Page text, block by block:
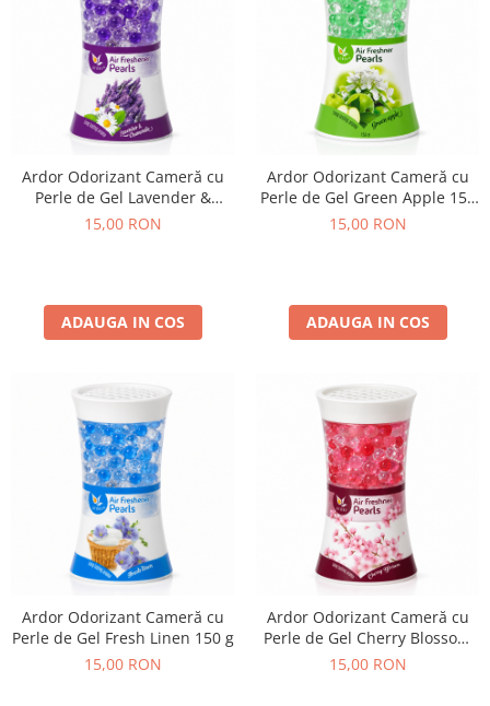
Ardor Odorizant Cameră cu
Perle de Gel Lavender &
Chamomile 150 g
15,00 RON
ADAUGA IN COS
Ardor Odorizant Cameră cu
Perle de Gel Green Apple 150
g
15,00 RON
ADAUGA IN COS
Ardor Odorizant Cameră cu
Perle de Gel Fresh Linen 150 g
15,00 RON
Ardor Odorizant Cameră cu
Perle de Gel Cherry Blossom
150 g
15,00 RON